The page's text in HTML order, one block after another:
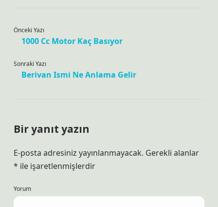
Önceki Yazı
1000 Cc Motor Kaç Basıyor
Sonraki Yazı
Berivan Ismi Ne Anlama Gelir
Bir yanıt yazın
E-posta adresiniz yayınlanmayacak. Gerekli alanlar
* ile işaretlenmişlerdir
Yorum